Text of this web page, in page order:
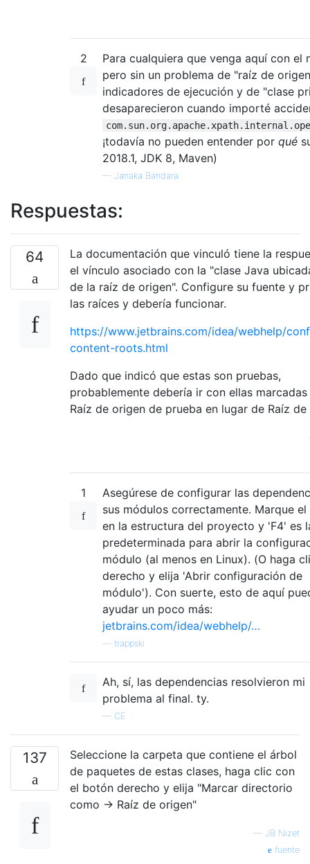
2
Para cualquiera que venga aquí con el
pero sin un problema de "raíz de
indicadores de ejecución y de "clase
desaparecieron cuando importé
¡todavía no pueden entender por qué
2018.1, JDK 8, Maven)
— Janaka Bandara
Respuestas:
64
La documentación que vinculó tiene la
el vínculo asociado con la "clase Java
de la raíz de origen". Configure su fuente y
las raíces y debería funcionar.
https://www.jetbrains.com/idea/webhelp/
content-roots.html
Dado que indicó que estas son pruebas,
probablemente debería ir con ellas
Raíz de origen de prueba en lugar de Raíz de
1
Asegúrese de configurar las
sus módulos correctamente. Marque
en la estructura del proyecto y 'F4' es
predeterminada para abrir la
módulo (al menos en Linux). (O haga
derecho y elija 'Abrir configuración de
módulo'). Con suerte, esto de aquí
ayudar un poco más:
jetbrains.com/idea/webhelp/…
trappski
Ah, sí, las dependencias resolvieron mi
problema al final. ty.
— CE
137
Seleccione la carpeta que contiene el árbol
de paquetes de estas clases, haga clic con
el botón derecho y elija "Marcar directorio
como -> Raíz de origen"
— JB Nizet
fuente